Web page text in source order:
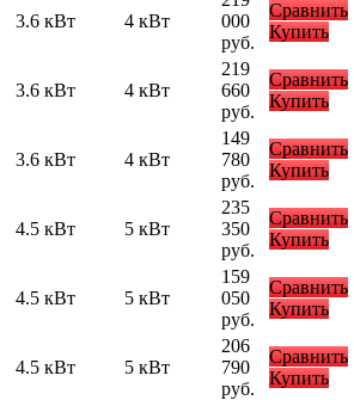
3.6 кВт 4 кВт
000
руб.
Сравнить
Купить
3.6 кВт 4 кВт
219
660
руб.
Сравнить
Купить
3.6 кВт 4 кВт
149
780
руб.
Сравнить
Купить
4.5 кВт 5 кВт
235
350
руб.
Сравнить
Купить
4.5 кВт 5 кВт
159
050
руб.
Сравнить
Купить
4.5 кВт 5 кВт
206
790
руб.
Сравнить
Купить